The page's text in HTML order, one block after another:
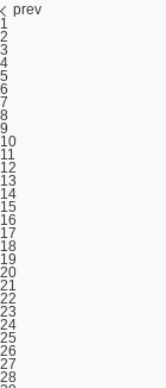
prev
1
2
3
4
5
6
7
8
9
10
11
12
13
14
15
16
17
18
19
20
21
22
23
24
25
26
27
28